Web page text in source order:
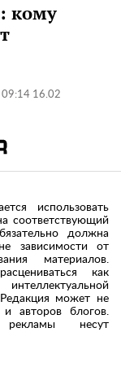
кому
09:14 16.02
использовать
соответствующий
должна
зависимости от
материалов.
как
может не
и авторов блогов.
рекламы несут